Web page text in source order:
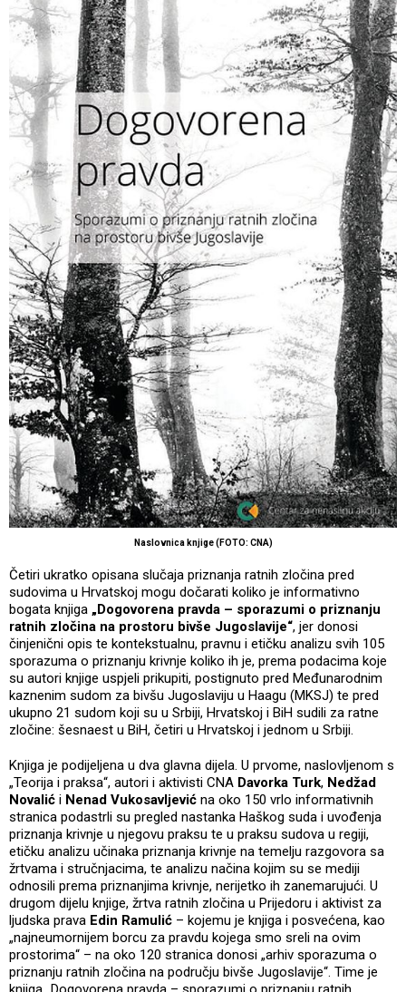
Naslovnica knjige (FOTO: CNA)
Četiri ukratko opisana slučaja priznanja ratnih zločina pred
sudovima u Hrvatskoj mogu dočarati koliko je informativno
bogata knjiga „Dogovorena pravda – sporazumi o priznanju
ratnih zločina na prostoru bivše Jugoslavije“, jer donosi
činjenični opis te kontekstualnu, pravnu i etičku analizu svih 105
sporazuma o priznanju krivnje koliko ih je, prema podacima koje
su autori knjige uspjeli prikupiti, postignuto pred Međunarodnim
kaznenim sudom za bivšu Jugoslaviju u Haagu (MKSJ) te pred
ukupno 21 sudom koji su u Srbiji, Hrvatskoj i BiH sudili za ratne
zločine: šesnaest u BiH, četiri u Hrvatskoj i jednom u Srbiji.
Knjiga je podijeljena u dva glavna dijela. U prvome, naslovljenom s
„Teorija i praksa“, autori i aktivisti CNA Davorka Turk, Nedžad
Novalić i Nenad Vukosavljević na oko 150 vrlo informativnih
stranica podastrli su pregled nastanka Haškog suda i uvođenja
priznanja krivnje u njegovu praksu te u praksu sudova u regiji,
etičku analizu učinaka priznanja krivnje na temelju razgovora sa
žrtvama i stručnjacima, te analizu načina kojim su se mediji
odnosili prema priznanjima krivnje, nerijetko ih zanemarujući. U
drugom dijelu knjige, žrtva ratnih zločina u Prijedoru i aktivist za
ljudska prava Edin Ramulić – kojemu je knjiga i posvećena, kao
„najneumornijem borcu za pravdu kojega smo sreli na ovim
prostorima“ – na oko 120 stranica donosi „arhiv sporazuma o
priznanju ratnih zločina na području bivše Jugoslavije“. Time je